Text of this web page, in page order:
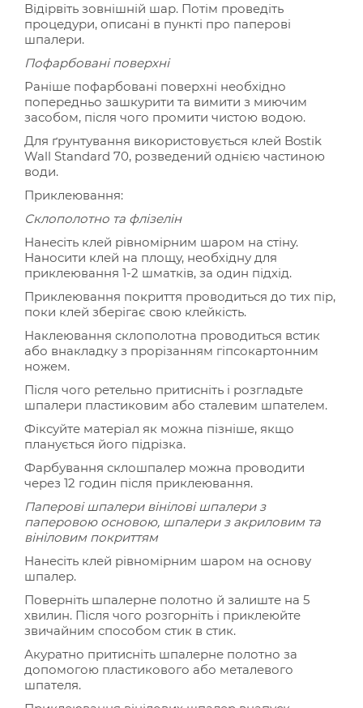
Відірвіть зовнішній шар. Потім проведіть
процедури, описані в пункті про паперові
шпалери.
Пофарбовані поверхні
Раніше пофарбовані поверхні необхідно
попередньо зашкурити та вимити з миючим
засобом, після чого промити чистою водою.
Для ґрунтування використовується клей Bostik
Wall Standard 70, розведений однією частиною
води.
Приклеювання:
Склополотно та флізелін
Нанесіть клей рівномірним шаром на стіну.
Наносити клей на площу, необхідну для
приклеювання 1-2 шматків, за один підхід.
Приклеювання покриття проводиться до тих пір,
поки клей зберігає свою клейкість.
Наклеювання склополотна проводиться встик
або внакладку з прорізанням гіпсокартонним
ножем.
Після чого ретельно притисніть і розгладьте
шпалери пластиковим або сталевим шпателем.
Фіксуйте матеріал як можна пізніше, якщо
планується його підрізка.
Фарбування склошпалер можна проводити
через 12 годин після приклеювання.
Паперові шпалери вінілові шпалери з
паперовою основою, шпалери з акриловим та
вініловим покриттям
Нанесіть клей рівномірним шаром на основу
шпалер.
Поверніть шпалерне полотно й залиште на 5
хвилин. Після чого розгорніть і приклеюйте
звичайним способом стик в стик.
Акуратно притисніть шпалерне полотно за
допомогою пластикового або металевого
шпателя.